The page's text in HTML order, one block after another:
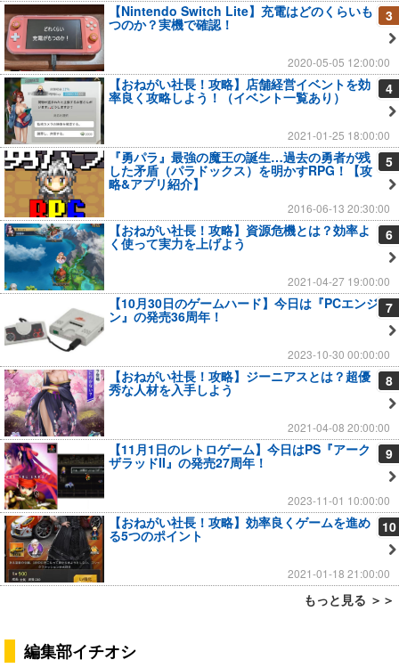
3
【Nintendo Switch Lite】充電はどのくらいも
つのか？実機で確認！
2020-05-05 12:00:00
4
【おねがい社長！攻略】店舗経営イベントを効
率良く攻略しよう！（イベント一覧あり）
2021-01-25 18:00:00
5
『勇パラ』最強の魔王の誕生…過去の勇者が残
した矛盾（パラドックス）を明かすRPG！【攻
略&アプリ紹介】
2016-06-13 20:30:00
6
【おねがい社長！攻略】資源危機とは？効率よ
く使って実力を上げよう
2021-04-27 19:00:00
7
【10月30日のゲームハード】今日は『PCエンジ
ン』の発売36周年！
2023-10-30 00:00:00
8
【おねがい社長！攻略】ジーニアスとは？超優
秀な人材を入手しよう
2021-04-08 20:00:00
9
【11月1日のレトロゲーム】今日はPS『アーク
ザラッドII』の発売27周年！
2023-11-01 10:00:00
10
【おねがい社長！攻略】効率良くゲームを進め
る5つのポイント
2021-01-18 21:00:00
もっと見る ＞＞
編集部イチオシ